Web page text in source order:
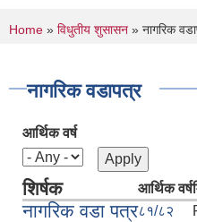
You are here
Home » विधुतीय शुसासन » नागरिक
नागरिक वडापत्र
आर्थिक वर्ष
शिर्षक आर्थिक वर्ष
नागरिक वडा पत्र८१/८२